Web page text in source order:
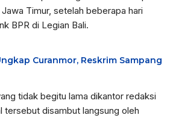
Timur, setelah beberapa hari
BPR di Legian Bali.
Curanmor, Reskrim Sampang
tidak begitu lama dikantor redaksi
tersebut disambut langsung oleh